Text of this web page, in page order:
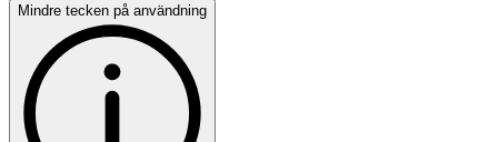
Mindre tecken på användning